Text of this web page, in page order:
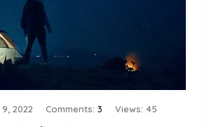
2022 Comments: 3 Views: 45